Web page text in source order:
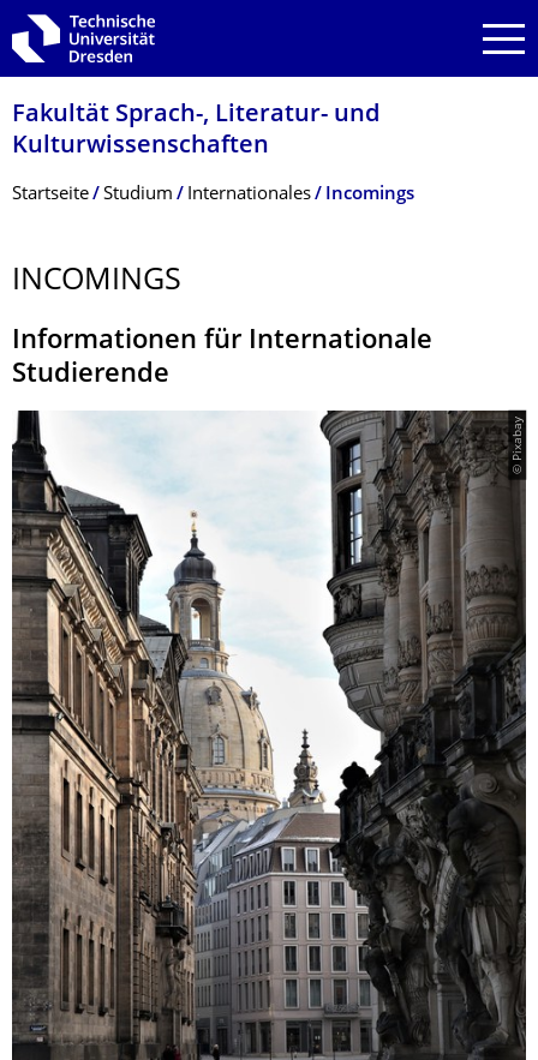
Zur Hauptnavigation springen
Zur Suche springen
Zum Inhalt springen
Fakultät Sprach-, Literatur- und
Kulturwissenschaf­ten
Breadcrumb-Menü
Startseite Studium Internationales Incomings
INCOMINGS
Informationen für Internationale
Studierende
© Pixabay